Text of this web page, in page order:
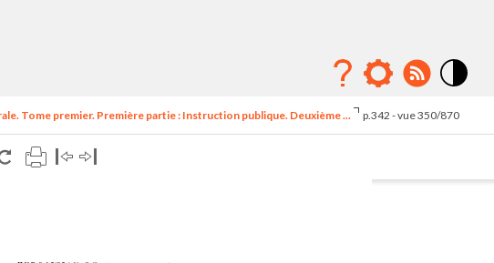
élévé
Tome premier. Première partie : Instruction publique. Deuxième ... p.342 - vue 350/870